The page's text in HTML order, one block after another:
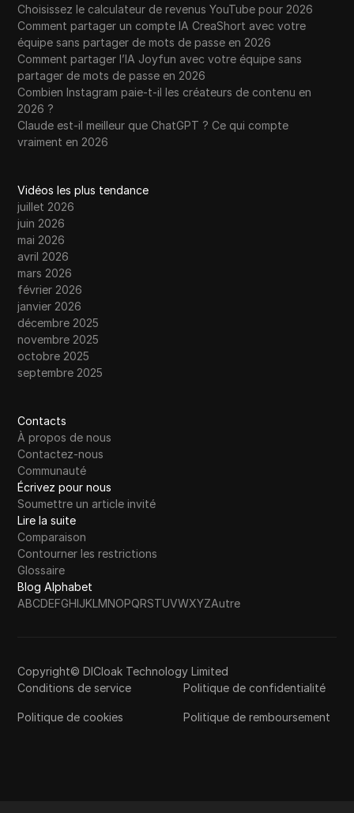
Choisissez le calculateur de revenus YouTube pour 2026
Comment partager un compte IA CreaShort avec votre
équipe sans partager de mots de passe en 2026
Comment partager l’IA Joyfun avec votre équipe sans
partager de mots de passe en 2026
Combien Instagram paie-t-il les créateurs de contenu en
2026 ?
Claude est-il meilleur que ChatGPT ? Ce qui compte
vraiment en 2026
Vidéos les plus tendance
juillet 2026
juin 2026
mai 2026
avril 2026
mars 2026
février 2026
janvier 2026
décembre 2025
novembre 2025
octobre 2025
septembre 2025
Contacts
À propos de nous
Contactez-nous
Communauté
Écrivez pour nous
Soumettre un article invité
Lire la suite
Comparaison
Contourner les restrictions
Glossaire
Blog Alphabet
ABCDEFGHIJKLMNOPQRSTUVWXYZAutre
Copyright© DICloak Technology Limited
Conditions de service
Politique de confidentialité
Politique de cookies Politique de remboursement